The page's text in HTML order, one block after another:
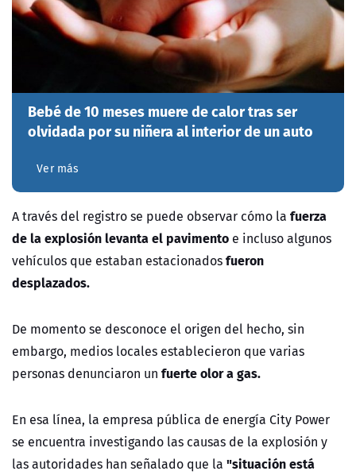
Bebé de 10 meses muere de calor tras ser
olvidada por su niñera al interior de un auto
Ver más
A través del registro se puede observar cómo la fuerza
de la explosión levanta el pavimento e incluso algunos
vehículos que estaban estacionadosfueron
desplazados.
De momento se desconoce el origen del hecho, sin
embargo, medios locales establecieron que varias
personas denunciaron un fuerte olor a gas.
En esa línea, la empresa pública de energía City Power
se encuentra investigando las causas de la explosión y
las autoridades han señalado que la "situación está